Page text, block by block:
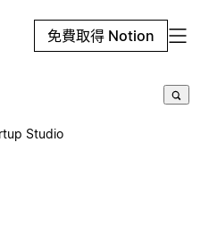
免費取得 Notion
Studio